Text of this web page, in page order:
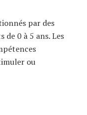
par des
0 à 5 ans. Les
ou